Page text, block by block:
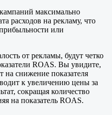
максимально
расходов на рекламу, что
или
от рекламы, будут четко
ROAS. Вы увидите,
на снижение показателя
к увеличению цены за
сокращая количество
на показатель ROAS.